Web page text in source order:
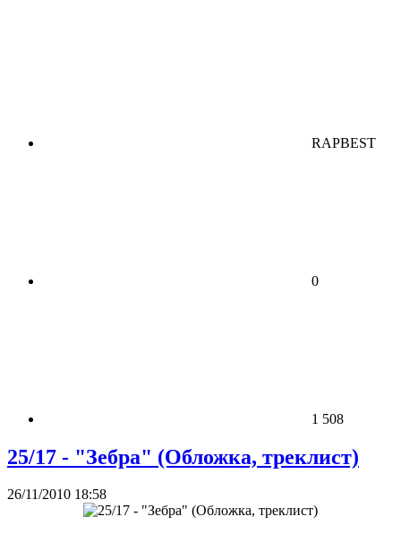
RAPBEST
0
1 508
25/17 - "Зебра" (Обложка, треклист)
26/11/2010 18:58